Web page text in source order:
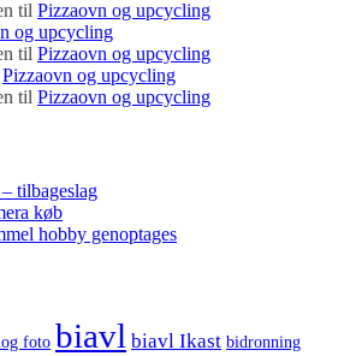
til Pizzaovn og upcycling
og upcycling
til Pizzaovn og upcycling
Pizzaovn og upcycling
til Pizzaovn og upcycling
tilbageslag
køb
hobby genoptages
foto biavl biavl Ikast bidronning